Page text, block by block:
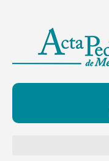
contenido